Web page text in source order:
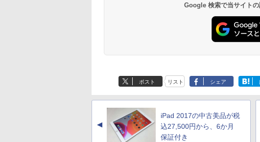
Google 検索で当サイト
ポスト リスト シェア
▲
iPad 2017の中古美品が税
込27,500円から、6か月
保証付き